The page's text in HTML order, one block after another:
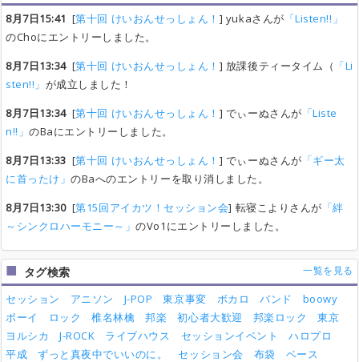
8月7日15:41 [第十回 けいおんせっしょん！ ] yukaさんが 「Listen!!」
のChoにエントリーしました。
8月7日13:34[第十回 けいおんせっしょん！ ] 放課後ティータイム（ 「Li
sten!!」 が成立しました！
8月7日13:34[第十回 けいおんせっしょん！ ] でぃーぬさんが 「Liste
n!!」のBaにエントリーしました。
8月7日13:33 [第十回 けいおんせっしょん！ ] でぃーぬさんが 「ギー太
に首ったけ」のBaへのエントリーを取り消しました。
8月7日13:30[第15回アイカツ！セッション会] 転寝こよりさんが 「絆
～シンクロハーモニー～」のVo1にエントリーしました。
タグ検索 一覧を見る
セッション アニソン J-POP 東京事変 ボカロ バンド
boowy
ボーイ
ロック 椎名林檎 邦楽 初心者大歓迎 邦楽ロック
東京
ヨルシカ
J-ROCK ライブハウス セッションイベント
ハロプロ
平成
ずっと真夜中でいいのに。 セッション会 布袋
ベース